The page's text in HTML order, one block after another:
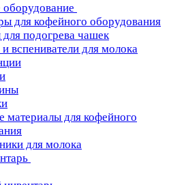
для кофейного оборудования
подогрева чашек
вспениватели для молока
материалы для кофейного
для молока